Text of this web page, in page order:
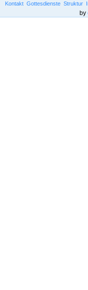
Kontakt Gottesdienste Struktur
by